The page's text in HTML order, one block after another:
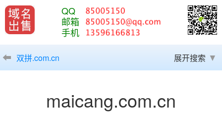
QQ
邮箱
手机
双拼.com.cn 展开搜索
maicang.com.cn